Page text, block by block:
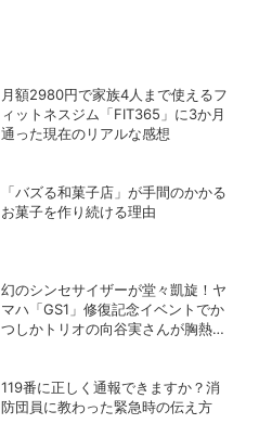
月額2980円で家族4人まで使えるフ
ィットネスジム「FIT365」に3か月
通った現在のリアルな感想
「バズる和菓子店」が手間のかかる
お菓子を作り続ける理由
幻のシンセサイザーが堂々凱旋！ヤ
マハ「GS1」修復記念イベントでか
つしかトリオの向谷実さんが胸熱ト
119番に正しく通報できますか？消
防団員に教わった緊急時の伝え方